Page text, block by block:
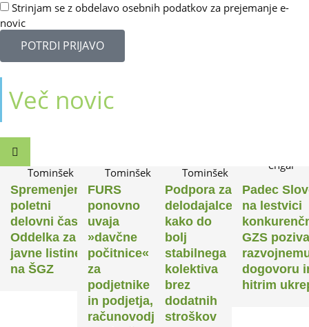
Strinjam se z obdelavo osebnih podatkov za prejemanje e-
novic
POTRDI PRIJAVO
Več novic
15.
Jul
2026
FURS
ponovno
uvaja
»davčne
počitnice«
za
09.
Jul
2026
Podpora za
delodajalce:
kako do
bolj
stabilnega
kolektiva
brez
dodatnih
stroškov
09.
Jul
2026
Padec Slovenije
na lestvici
konkurenčnosti:
GZS poziva k
razvojnemu
dogovoru in
hitrim ukrepom
18.
Jun
2026
Zbiranje
škode v
po
neurjih